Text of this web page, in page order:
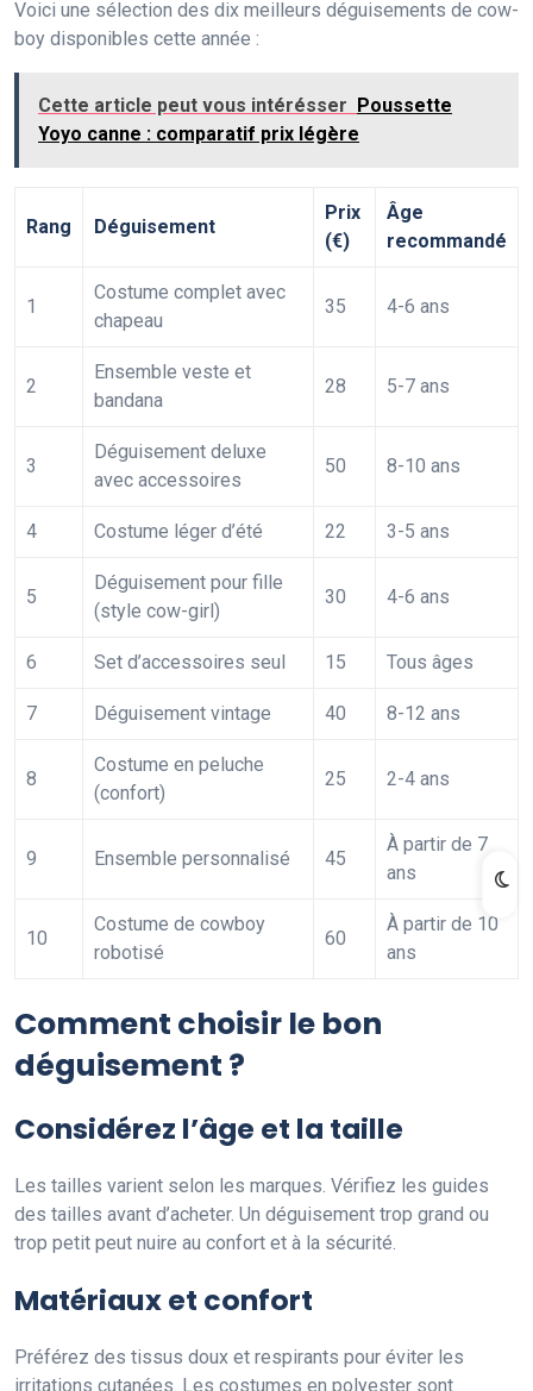
Voici une sélection des dix meilleurs déguisements de cow-
boy disponibles cette année :
Cette article peut vous intérésser Poussette
Yoyo canne : comparatif prix légère
Rang Déguisement
Prix
(€)
Âge
recommandé
1
Costume complet avec
chapeau
35 4-6 ans
2
Ensemble veste et
bandana
28 5-7 ans
3
Déguisement deluxe
avec accessoires
50 8-10 ans
4 Costume léger d’été 22 3-5 ans
5
Déguisement pour fille
(style cow-girl)
30 4-6 ans
6 Set d’accessoires seul 15 Tous âges
7 Déguisement vintage 40 8-12 ans
8
Costume en peluche
(confort)
25 2-4 ans
9 Ensemble personnalisé 45
À partir de 7
ans
10
Costume de cowboy
robotisé
60
À partir de 10
ans
Comment choisir le bon
déguisement ?
Considérez l’âge et la taille
Les tailles varient selon les marques. Vérifiez les guides
des tailles avant d’acheter. Un déguisement trop grand ou
trop petit peut nuire au confort et à la sécurité.
Matériaux et confort
Préférez des tissus doux et respirants pour éviter les
irritations cutanées. Les costumes en polyester sont